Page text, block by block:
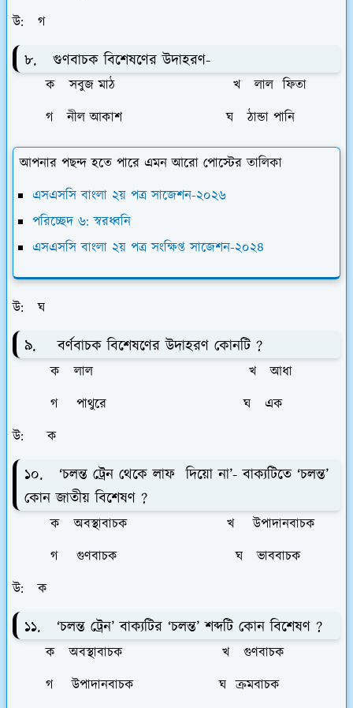
উ: গ
৮. গুণবাচক বিশেষণের উদাহরণ-
ক সবুজ মাঠ খ লাল ফিতা
গ নীল আকাশ ঘ ঠান্ডা পানি
আপনার পছন্দ হতে পারে এমন আরো পোস্টের তালিকা
এসএসসি বাংলা ২য় পত্র সাজেশন-২০২৬
পরিচ্ছেদ ৬: স্বরধ্বনি
এসএসসি বাংলা ২য় পত্র সংক্ষিপ্ত সাজেশন-২০২৪
উ: ঘ
৯. বর্ণবাচক বিশেষণের উদাহরণ কোনটি ?
ক লাল খ আধা
গ পাথুরে ঘ এক
উ: ক
১০. ‘চলন্ত ট্রেন থেকে লাফ দিয়ো না’- বাক্যটিতে ‘চলন্ত’
কোন জাতীয় বিশেষণ ?
ক অবস্থাবাচক খ উপাদানবাচক
গ গুণবাচক ঘ ভাববাচক
উ: ক
১১. ‘চলন্ত ট্রেন’ বাক্যটির ‘চলন্ত’ শব্দটি কোন বিশেষণ ?
ক অবস্থাবাচক খ গুণবাচক
গ উপাদানবাচক ঘ ক্রমবাচক